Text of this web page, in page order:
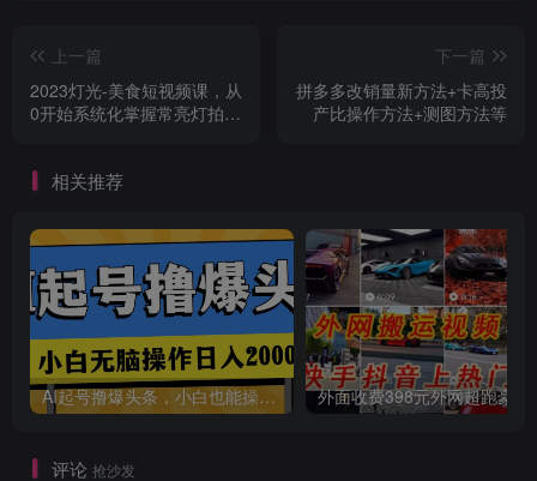
上一篇
2023灯光-美食短视频课，从
0开始系统化掌握常亮灯拍摄
下一篇
拼多多改销量新方法+卡高投
产比操作方法+测图方法等
相关推荐
AI起号撸爆头条，小白也能操作，日入2000+
评论 抢沙发